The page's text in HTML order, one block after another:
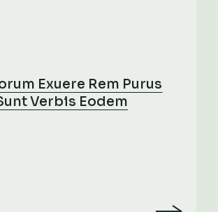
Exuere Rem Purus
Verbis Eodem